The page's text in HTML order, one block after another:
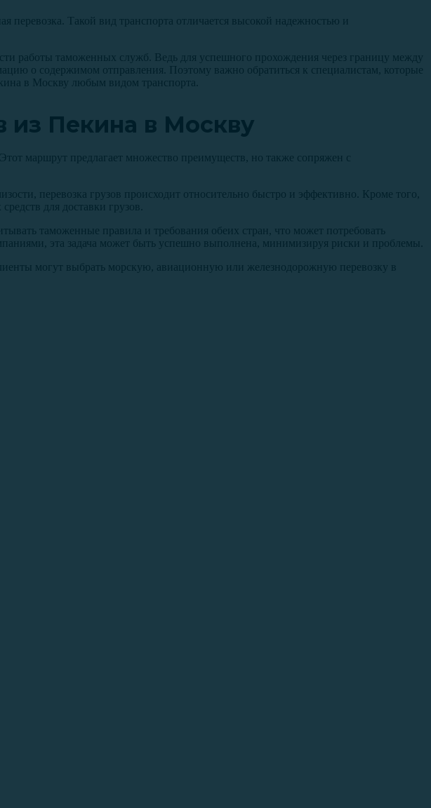
Такой вид транспорта отличается высокой надежностью и
работы таможенных служб. Ведь для успешного прохождения через границу между
о содержимом отправления. Поэтому важно обратиться к специалистам, которые
в Москву любым видом транспорта.
из Пекина в Москву
маршрут предлагает множество преимуществ, но также сопряжен с
перевозка грузов происходит относительно быстро и эффективно. Кроме того,
для доставки грузов.
таможенные правила и требования обеих стран, что может потребовать
эта задача может быть успешно выполнена, минимизируя риски и проблемы.
могут выбрать морскую, авиационную или железнодорожную перевозку в